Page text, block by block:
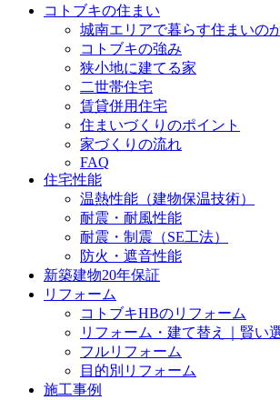
コトブキの住まい
城南エリアで暮らす住まいの
コトブキの強み
狭小地に建てる家
二世帯住宅
賃貸併用住宅
住まいづくりのポイント
家づくりの流れ
FAQ
住宅性能
温熱性能（建物保温技術）
耐震・耐風性能
耐震・制震（SE工法）
防火・遮音性能
新築建物20年保証
リフォーム
コトブキHBのリフォーム
リフォーム・建て替え｜賢い
フルリフォーム
目的別リフォーム
施工事例